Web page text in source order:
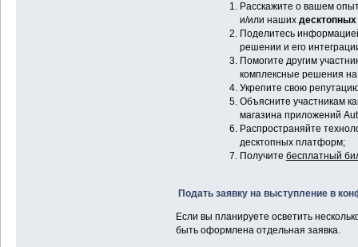
Расскажите о вашем
и/или наших десктопных
Поделитесь
решении и его
Помогите другим
комплексные решения
Укрепите свою
Объясните участникам
магазина приложений
Распространяйте
десктопных платформ;
Получите бесплатный
Подать заявку на выступление в
Если вы планируете осветить
быть оформлена отдельная заявка.